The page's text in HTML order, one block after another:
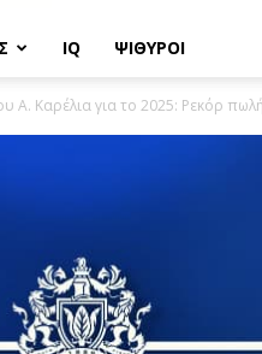
IQ ΨΙΘΥΡΟΙ
Α. Καρέλια για το 2025: Ρεκόρ